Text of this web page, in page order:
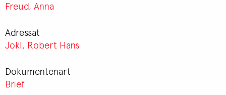
Freud, Anna
Adressat
Jokl, Robert Hans
Dokumentenart
Brief